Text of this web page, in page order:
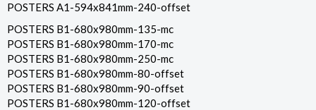
POSTERS A1-594x841mm-240-offset
POSTERS B1-680x980mm-135-mc
POSTERS B1-680x980mm-170-mc
POSTERS B1-680x980mm-250-mc
POSTERS B1-680x980mm-80-offset
POSTERS B1-680x980mm-90-offset
POSTERS B1-680x980mm-120-offset